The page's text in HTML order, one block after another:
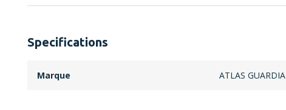
Specifications
Marque ATLAS